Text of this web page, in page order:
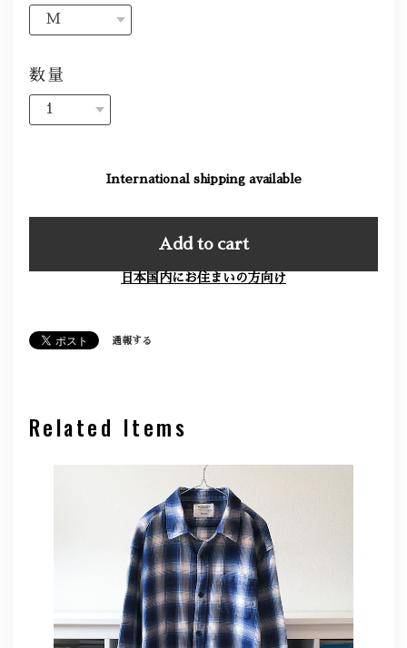
数量
International shipping available
Add to cart
日本国内にお住まいの方向け
通報する
Related Items